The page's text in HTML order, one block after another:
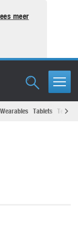
meer
Wearables Tablets